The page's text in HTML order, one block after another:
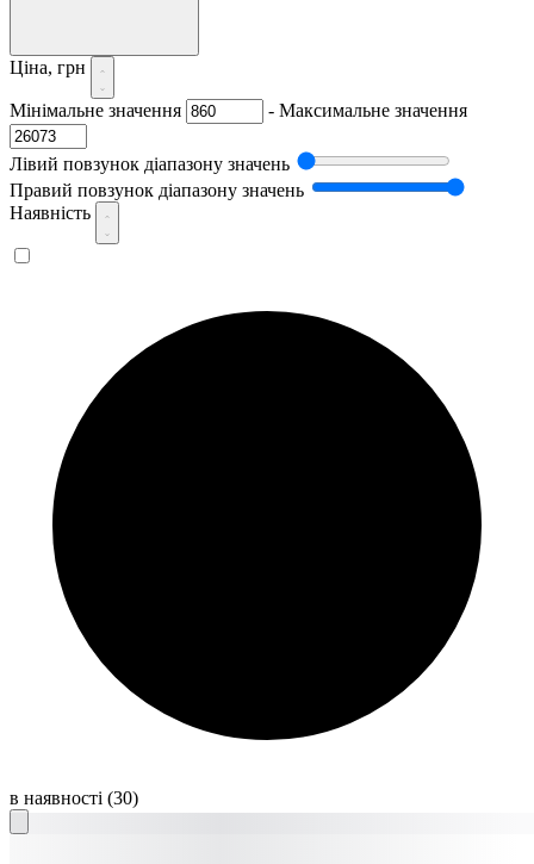
Ціна, грн
Мінімальне значення - Максимальне значення
Лівий повзунок діапазону значень
Правий повзунок діапазону значень
Наявність
в наявності (30)